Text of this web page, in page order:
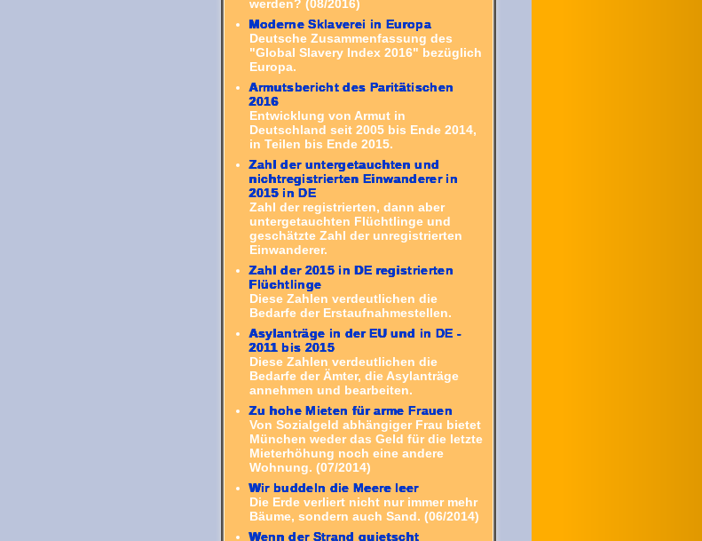
werden? (08/2016)
Moderne Sklaverei in Europa
Deutsche Zusammenfassung des
"Global Slavery Index 2016" bezüglich
Europa.
Armutsbericht des Paritätischen
2016
Entwicklung von Armut in
Deutschland seit 2005 bis Ende 2014,
in Teilen bis Ende 2015.
Zahl der untergetauchten und
nichtregistrierten Einwanderer in
2015 in DE
Zahl der registrierten, dann aber
untergetauchten Flüchtlinge und
geschätzte Zahl der unregistrierten
Einwanderer.
Zahl der 2015 in DE registrierten
Flüchtlinge
Diese Zahlen verdeutlichen die
Bedarfe der Erstaufnahmestellen.
Asylanträge in der EU und in DE -
2011 bis 2015
Diese Zahlen verdeutlichen die
Bedarfe der Ämter, die Asylanträge
annehmen und bearbeiten.
Zu hohe Mieten für arme Frauen
Von Sozialgeld abhängiger Frau bietet
München weder das Geld für die letzte
Mieterhöhung noch eine andere
Wohnung. (07/2014)
Wir buddeln die Meere leer
Die Erde verliert nicht nur immer mehr
Bäume, sondern auch Sand. (06/2014)
Wenn der Strand quietscht